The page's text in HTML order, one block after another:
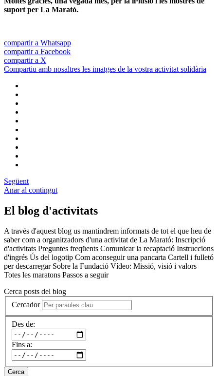
suport per La Marató.
compartir a Whatsapp
compartir a Facebook
compartir a X
Compartiu amb nosaltres les imatges de la vostra activitat solidària
Següent
Anar al contingut
El blog d'activitats
A través d'aquest blog us mantindrem informats de tot el que heu de
saber com a organitzadors d'una activitat de La Marató: Inscripció
d'activitats Preguntes freqüents Comunicar la recaptació Instruccions
d'ingrés Ús del logotip Com aconseguir una pancarta Cartell i fulletó
per descarregar Sobre la Fundació Vídeo: Missió, visió i valors
Totes les maratons Passos a seguir
Cerca posts del blog
Cercador
Des de:
Fins a:
Cerca